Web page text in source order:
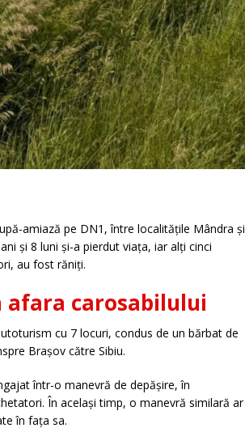
amiază pe DN1, între localitățile Mândra și
și 8 luni și-a pierdut viața, iar alți cinci
au fost răniți.
carosabilului
cu 7 locuri, condus de un bărbat de
Brașov către Sibiu.
într-o manevră de depășire, în
În același timp, o manevră similară ar
în fața sa.